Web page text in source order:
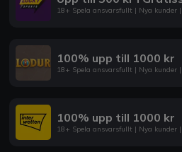
18+ Spela ansvarsfullt | Nya kunder
100% upp till 1000 kr
18+ Spela ansvarsfullt | Nya kunder
100% upp till 1000 kr
18+ Spela ansvarsfullt | Nya kunder